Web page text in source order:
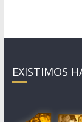
EXISTIMOS